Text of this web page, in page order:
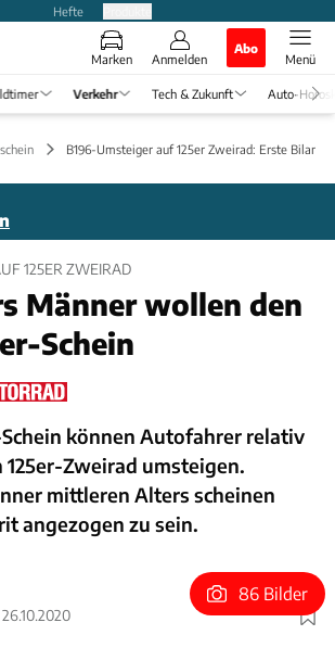
Hefte
Marken Anmelden
Abo
Menü
Verkehr Tech & Zukunft Auto-
B196-Umsteiger auf 125er Zweirad: Erste Bilanz
125ER ZWEIRAD
Männer wollen den
Schein
können Autofahrer relativ
Zweirad umsteigen.
mittleren Alters scheinen
angezogen zu sein.
Foto: Björn Gramm
86 Bilder